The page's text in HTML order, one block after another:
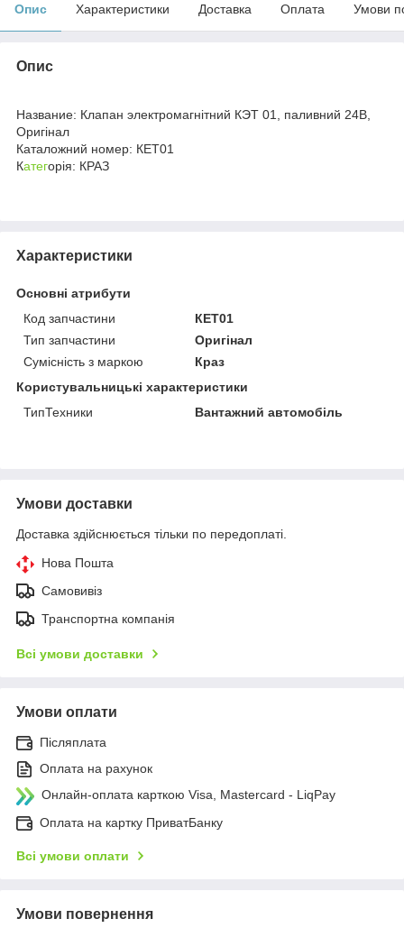
Опис Характеристики Доставка Оплата Умови
Опис
Название: Клапан электромагнітний КЭТ 01, паливний 24В,
Оригінал
Каталожний номер: КЕТ01
Категорія: КРАЗ
Характеристики
Основні атрибути
Код запчастини
КЕТ01
Тип запчастини
Оригінал
Сумісність з маркою
Краз
Користувальницькі характеристики
ТипТехники
Вантажний автомобіль
Умови доставки
Доставка здійснюється тільки по передоплаті.
Нова Пошта
Самовивіз
Транспортна компанія
Всі умови доставки
Умови оплати
Післяплата
Оплата на рахунок
Онлайн-оплата карткою Visa, Mastercard - LiqPay
Оплата на картку ПриватБанку
Всі умови оплати
Умови повернення